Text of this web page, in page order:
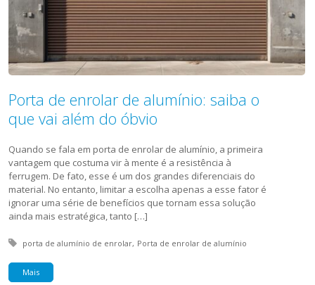
Porta de enrolar de alumínio: saiba o
que vai além do óbvio
Quando se fala em porta de enrolar de alumínio, a primeira
vantagem que costuma vir à mente é a resistência à
ferrugem. De fato, esse é um dos grandes diferenciais do
material. No entanto, limitar a escolha apenas a esse fator é
ignorar uma série de benefícios que tornam essa solução
ainda mais estratégica, tanto […]
Tagged with:
porta de alumínio de enrolar Porta de enrolar de alumínio
Mais